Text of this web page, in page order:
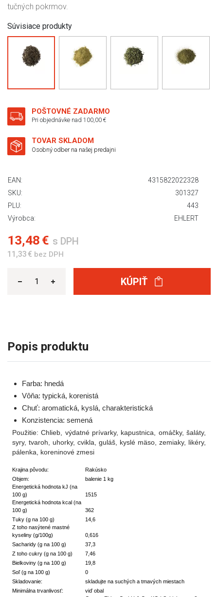
tučných pokrmov.
Súvisiace produkty
POŠTOVNÉ ZADARMO
Pri objednávke nad 100,00 €
TOVAR SKLADOM
Osobný odber na našej predajni
EAN:
4315822022328
SKU:
301327
PLU:
443
Výrobca:
EHLERT
13,48 € s DPH
11,33 € bez DPH
KÚPIŤ
Popis produktu
Farba: hnedá
Vôňa: typická, korenistá
Chuť: aromatická, kyslá, charakteristická
Konzistencia: semená
Použitie: Chlieb, výdatné prívarky, kapustnica, omáčky, šaláty,
syry, tvaroh, uhorky, cvikla, guláš, kyslé mäso, zemiaky, likéry,
pálenka, koreninové zmesi
Krajina pôvodu:
Rakúsko
Objem:
balenie 1 kg
Energetická hodnota kJ (na
100 g)
1515
Energetická hodnota kcal (na
100 g)
362
Tuky (g na 100 g)
14,6
Z toho nasýtené mastné
kyseliny (g/100g)
0,616
Sacharidy (g na 100 g)
37,3
Z toho cukry (g na 100 g)
7,46
Bielkoviny (g na 100 g)
19,8
Soľ (g na 100 g)
0
Skladovanie:
skladujte na suchých a tmavých miestach
Minimálna trvanlivosť:
viď obal